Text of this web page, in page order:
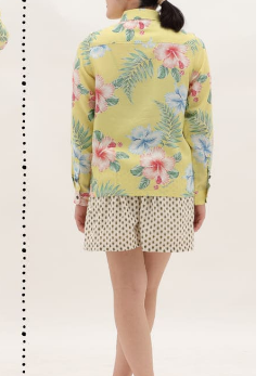
カートに入れる
カートに入れる
ネイビー
カートに入れる
カートに入れる